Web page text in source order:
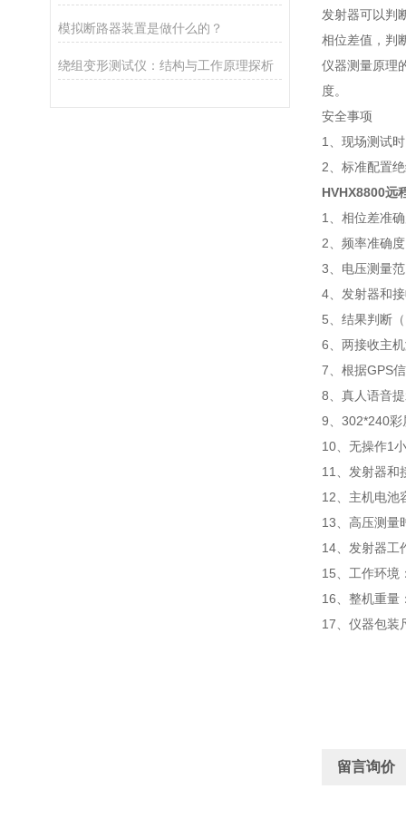
模拟断路器装置是做什么的？
绕组变形测试仪：结构与工作原理探析
发射器可以判
相位差值，判
仪器测量原理
度。
安全事项
1、现场测试
2、标准配置
HVHX8800远
1、相位差准
2、频率准确
3、电压测量
4、发射器和
5、结果判断
6、两接收主
7、根据GPS
8、真人语音
9、302*240彩
10、无操作1
11、发射器和
12、主机电池
13、高压测量
14、发射器工
15、工作环
16、整机重量
17、仪器包装
留言询价